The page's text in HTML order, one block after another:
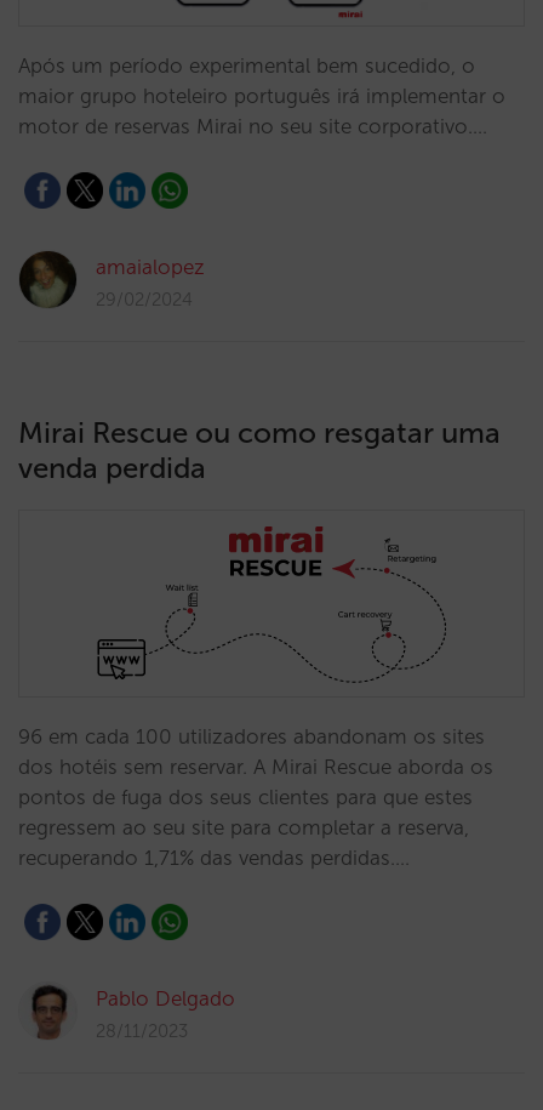
Após um período experimental bem sucedido, o
maior grupo hoteleiro português irá implementar o
motor de reservas Mirai no seu site corporativo.…
amaialopez
29/02/2024
Mirai Rescue ou como resgatar uma
venda perdida
96 em cada 100 utilizadores abandonam os sites
dos hotéis sem reservar. A Mirai Rescue aborda os
pontos de fuga dos seus clientes para que estes
regressem ao seu site para completar a reserva,
recuperando 1,71% das vendas perdidas.…
Pablo Delgado
28/11/2023